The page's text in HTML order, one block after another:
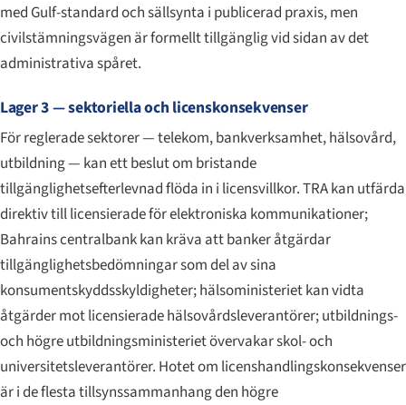
med Gulf-standard och sällsynta i publicerad praxis, men
civilstämningsvägen är formellt tillgänglig vid sidan av det
administrativa spåret.
Lager 3 — sektoriella och licenskonsekvenser
För reglerade sektorer — telekom, bankverksamhet, hälsovård,
utbildning — kan ett beslut om bristande
tillgänglighetsefterlevnad flöda in i licensvillkor. TRA kan utfärda
direktiv till licensierade för elektroniska kommunikationer;
Bahrains centralbank kan kräva att banker åtgärdar
tillgänglighetsbedömningar som del av sina
konsumentskyddsskyldigheter; hälsoministeriet kan vidta
åtgärder mot licensierade hälso­vårds­leverantörer; utbildnings-
och högre utbildningsministeriet övervakar skol- och
universitetsleverantörer. Hotet om licenshandlingskonsekvenser
är i de flesta tillsynssammanhang den högre